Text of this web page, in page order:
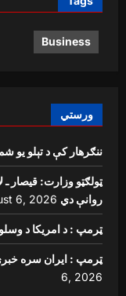
Business
ورستي
ننګرهار کې د تېلو یو
ټولګټو وزارت: قیصار
روانې دي 6, 2026
ټرمپ : د امریکا د وسلو
ټرمپ : ایران سره
6, 2026